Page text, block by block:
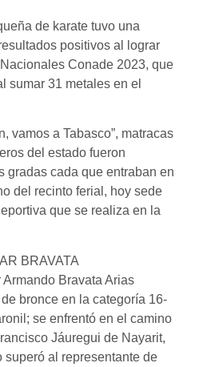
de karate tuvo una
positivos al lograr
Conade 2023, que
sumar 31 metales en el
vamos a Tabasco”, matracas
del estado fueron
gradas cada que entraban en
del recinto ferial, hoy sede
que se realiza en la
BRAVATA
Bravata Arias
bronce en la categoría 16-
se enfrentó en el camino
Jáuregui de Nayarit,
al representante de